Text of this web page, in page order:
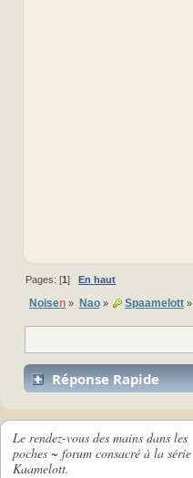
Pages: [1]En haut
Noisen » Nao» Spaamelott»
Réponse Rapide
Le rendez-vous des mains dans les
poches ~ forum consacré à la série
Kaamelott.